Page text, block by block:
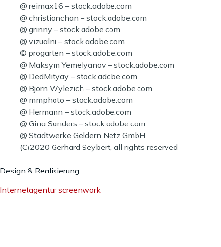
@ reimax16 – stock.adobe.com
@ christianchan – stock.adobe.com
@ grinny – stock.adobe.com
@ vizualni – stock.adobe.com
© progarten – stock.adobe.com
@ Maksym Yemelyanov – stock.adobe.com
@ DedMityay – stock.adobe.com
@ Björn Wylezich – stock.adobe.com
@ mmphoto – stock.adobe.com
@ Hermann – stock.adobe.com
@ Gina Sanders – stock.adobe.com
@ Stadtwerke Geldern Netz GmbH
(C)2020 Gerhard Seybert, all rights reserved
Design & Realisierung
Internetagentur screenwork